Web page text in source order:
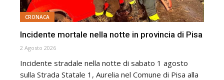
CRONACA
Incidente mortale nella notte in provincia di Pisa
2 Agosto 2026
Incidente stradale nella notte di sabato 1 agosto
sulla Strada Statale 1, Aurelia nel Comune di Pisa alla